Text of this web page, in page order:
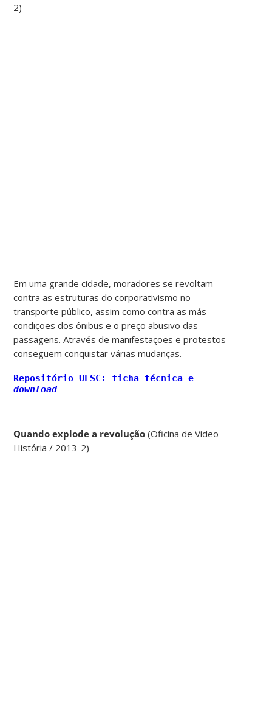
2)
Em uma grande cidade, moradores se revoltam
contra as estruturas do corporativismo no
transporte público, assim como contra as más
condições dos ônibus e o preço abusivo das
passagens. Através de manifestações e protestos
conseguem conquistar várias mudanças.
Repositório UFSC: ficha técnica e
download
Quando explode a revolução(Oficina de Vídeo-
História / 2013-2)